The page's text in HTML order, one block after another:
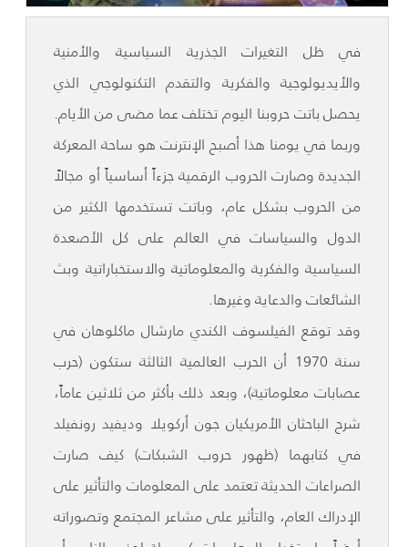
في ظل التغيرات الجذرية السياسية والأمنية
والأيديولوجية والفكرية والتقدم التكنولوجي الذي
يحصل باتت حروبنا اليوم تختلف عما مضى من الأيام.
وربما في يومنا هذا أصبح الإنترنت هو ساحة المعركة
الجديدة وصارت الحروب الرقمية جزءاً أساسياً أو مجالاً
من الحروب بشكل عام، وباتت تستخدمها الكثير من
الدول والسياسات في العالم على كل الأصعدة
السياسية والفكرية والمعلوماتية والاستخباراتية وبث
الشائعات والدعاية وغيرها.
وقد توقع الفيلسوف الكندي مارشال ماكلوهان في
سنة 1970 أن الحرب العالمية الثالثة ستكون (حرب
عصابات معلوماتية)، وبعد ذلك بأكثر من ثلاثين عاماً،
شرح الباحثان الأمريكيان جون أركويلا وديفيد رونفيلد
في كتابهما (ظهور حروب الشبكات) كيف صارت
الصراعات الحديثة تعتمد على المعلومات والتأثير على
الإدراك العام، والتأثير على مشاعر المجتمع وتصوراته